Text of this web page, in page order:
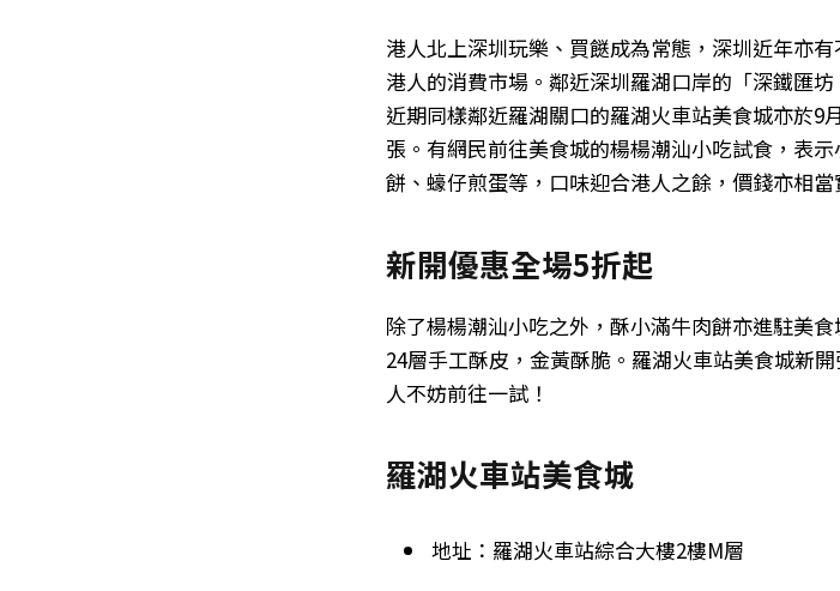
港人北上深圳玩樂、買餸成為常態，深圳近年亦
港人的消費市場。鄰近深圳羅湖口岸的「深鐵匯
近期同樣鄰近羅湖關口的羅湖火車站美食城亦於9
張。有網民前往美食城的楊楊潮汕小吃試食，表
餅、蠔仔煎蛋等，口味迎合港人之餘，價錢亦相當
新開優惠全場5折起
除了楊楊潮汕小吃之外，酥小滿牛肉餅亦進駐美
24層手工酥皮，金黃酥脆。羅湖火車站美食城新
人不妨前往一試！
羅湖火車站美食城
地址：羅湖火車站綜合大樓2樓M層